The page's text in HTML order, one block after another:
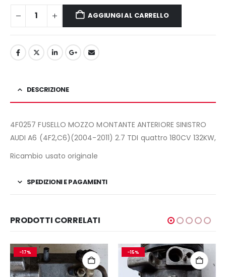
AGGIUNGI AL CARRELLO
DESCRIZIONE
4F0257 FUSELLO MOZZO MONTANTE ANTERIORE SINISTRO
AUDI A6 (4F2,C6)(2004-2011) 2.7 TDI quattro 180CV 132KW,
Ricambio usato originale
SPEDIZIONI E PAGAMENTI
PRODOTTI CORRELATI
-17% -15%